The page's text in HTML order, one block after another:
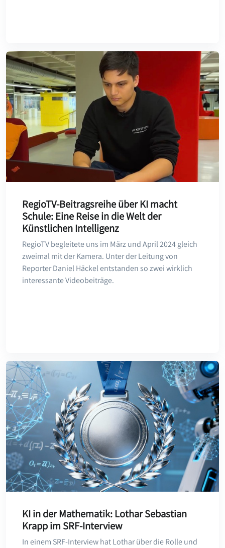
RegioTV-Beitragsreihe über KI macht
Schule: Eine Reise in die Welt der
Künstlichen Intelligenz
RegioTV begleitete uns im März und April 2024 gleich
zweimal mit der Kamera. Unter der Leitung von
Reporter Daniel Häckel entstanden so zwei wirklich
interessante Videobeiträge.
KI in der Mathematik: Lothar Sebastian
Krapp im SRF-Interview
In einem SRF-Interview hat Lothar über die Rolle und